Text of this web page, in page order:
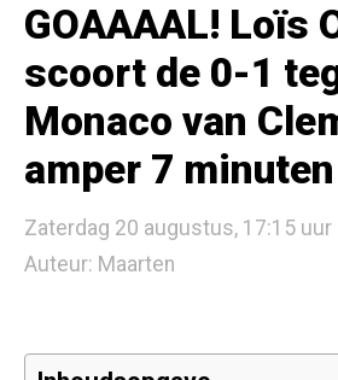
GOAAAAL! Loïs
scoort de 0-1
Monaco van
amper 7 minuten
Zaterdag 20 augustus, 17:15 uur
Auteur: Maarten